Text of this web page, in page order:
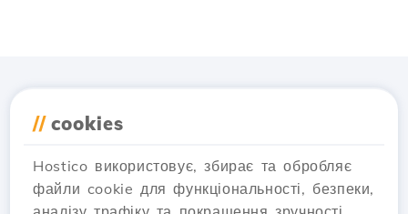
// cookies
Hostico використовує, збирає та обробляє
файли cookie для функціональності, безпеки,